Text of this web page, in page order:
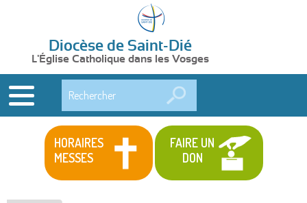
Diocèse de Saint-Dié
L'Église Catholique dans les Vosges
HORAIRES
MESSES
FAIRE UN
DON